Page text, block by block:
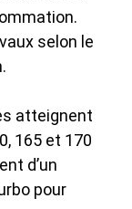
selon le
atteignent
165 et 170
d’un
pour